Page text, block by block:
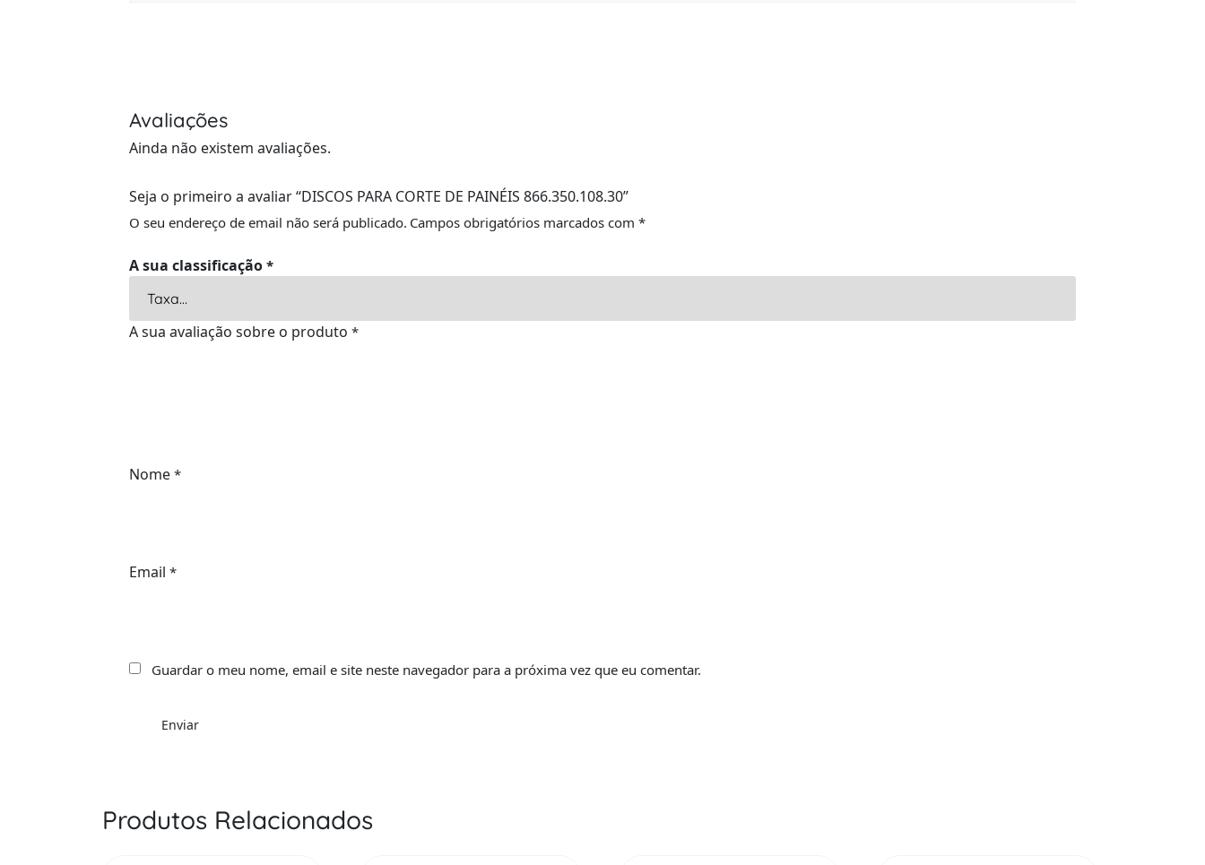
Avaliações
Ainda não existem avaliações.
Seja o primeiro a avaliar “DISCOS PARA CORTE DE PAINÉIS 866.350.108.30”
O seu endereço de email não será publicado. Campos obrigatórios marcados com *
A sua classificação *
A sua avaliação sobre o produto *
Nome *
Email *
Guardar o meu nome, email e site neste navegador para a próxima vez que eu comentar.
Produtos Relacionados